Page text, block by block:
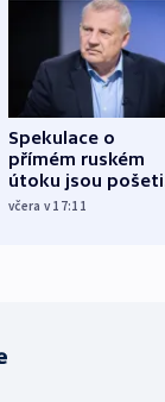
Spekulace o
přímém ruském
útoku jsou
míní estonský
včera v 17:11